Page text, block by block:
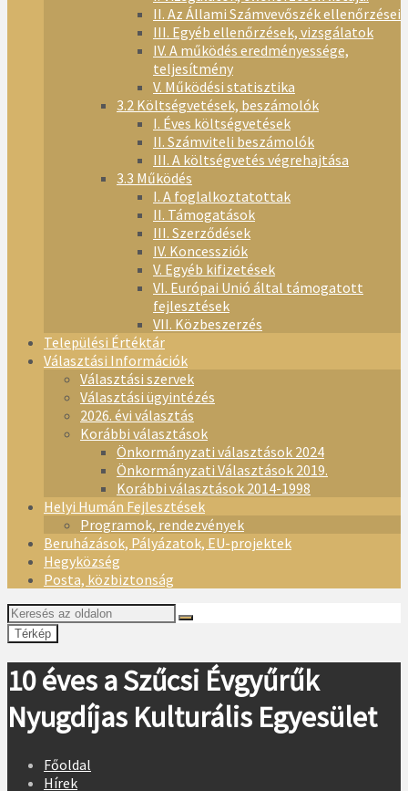
II. Az Állami Számvevőszék ellenőrzései
III. Egyéb ellenőrzések, vizsgálatok
IV. A működés eredményessége,
teljesítmény
V. Működési statisztika
3.2 Költségvetések, beszámolók
I. Éves költségvetések
II. Számviteli beszámolók
III. A költségvetés végrehajtása
3.3 Működés
I. A foglalkoztatottak
II. Támogatások
III. Szerződések
IV. Koncessziók
V. Egyéb kifizetések
VI. Európai Unió által támogatott
fejlesztések
VII. Közbeszerzés
Települési Értéktár
Választási Információk
Választási szervek
Választási ügyintézés
2026. évi választás
Korábbi választások
Önkormányzati választások 2024
Önkormányzati Választások 2019.
Korábbi választások 2014-1998
Helyi Humán Fejlesztések
Programok, rendezvények
Beruházások, Pályázatok, EU-projektek
Hegyközség
Posta, közbiztonság
Térkép
10 éves a Szűcsi Évgyűrűk
Nyugdíjas Kulturális Egyesület
Főoldal
Hírek